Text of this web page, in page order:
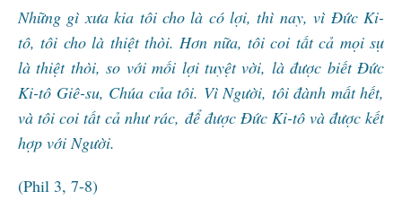
Những gì xưa kia tôi cho là có lợi, thì nay, vì Đức Ki-
tô, tôi cho là thiệt thòi. Hơn nữa, tôi coi tất cả mọi sự
là thiệt thòi, so với mối lợi tuyệt vời, là được biết Đức
Ki-tô Giê-su, Chúa của tôi. Vì Người, tôi đành mất hết,
và tôi coi tất cả như rác, để được Đức Ki-tô và được kết
hợp với Người.
(Phil 3, 7-8)